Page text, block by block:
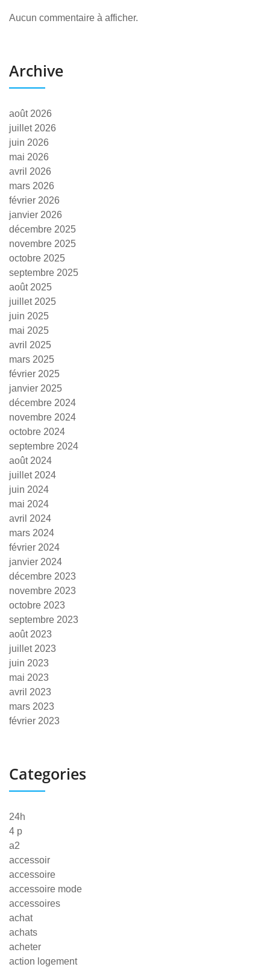
Aucun commentaire à afficher.
Archive
août 2026
juillet 2026
juin 2026
mai 2026
avril 2026
mars 2026
février 2026
janvier 2026
décembre 2025
novembre 2025
octobre 2025
septembre 2025
août 2025
juillet 2025
juin 2025
mai 2025
avril 2025
mars 2025
février 2025
janvier 2025
décembre 2024
novembre 2024
octobre 2024
septembre 2024
août 2024
juillet 2024
juin 2024
mai 2024
avril 2024
mars 2024
février 2024
janvier 2024
décembre 2023
novembre 2023
octobre 2023
septembre 2023
août 2023
juillet 2023
juin 2023
mai 2023
avril 2023
mars 2023
février 2023
Categories
24h
4 p
a2
accessoir
accessoire
accessoire mode
accessoires
achat
achats
acheter
action logement